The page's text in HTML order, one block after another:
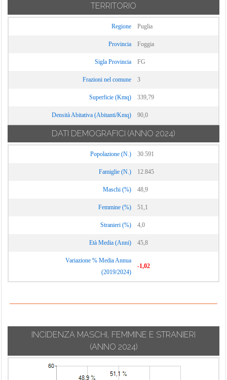
TERRITORIO
Regione Puglia
Provincia Foggia
Sigla Provincia FG
Frazioni nel comune 3
Superficie (Kmq) 339,79
Densità Abitativa (Abitanti/Kmq) 90,0
DATI DEMOGRAFICI (ANNO 2024)
Popolazione (N.) 30.591
Famiglie (N.) 12.845
Maschi (%) 48,9
Femmine (%) 51,1
Stranieri (%) 4,0
Età Media (Anni) 45,8
Variazione % Media Annua
(2019/2024)
-1,02
INCIDENZA MASCHI, FEMMINE E STRANIERI
(ANNO 2024)